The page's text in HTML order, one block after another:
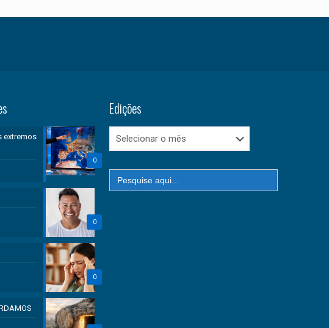
0
extremos
0
0
Edições
Edições
Search
for: